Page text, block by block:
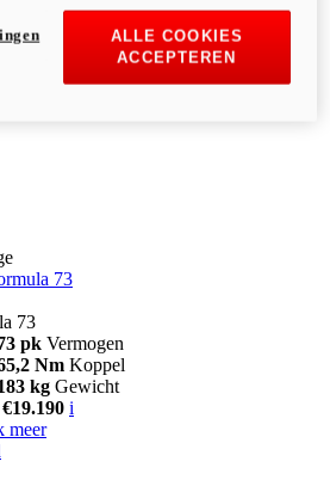
73
73
pk Vermogen
Nm Koppel
kg Gewicht
i
meer
ALLE COOKIES
ACCEPTEREN